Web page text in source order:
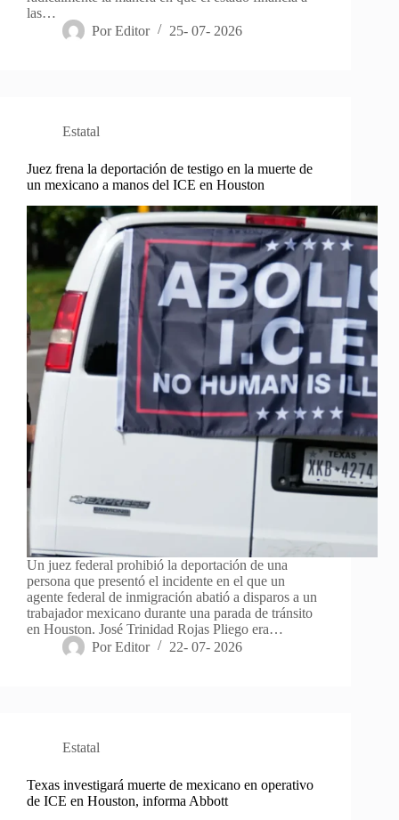
las…
Por Editor 25- 07- 2026
Estatal
Juez frena la deportación de testigo en la muerte de
un mexicano a manos del ICE en Houston
Un juez federal prohibió la deportación de una
persona que presentó el incidente en el que un
agente federal de inmigración abatió a disparos a un
trabajador mexicano durante una parada de tránsito
en Houston. José Trinidad Rojas Pliego era…
Por Editor 22- 07- 2026
Estatal
Texas investigará muerte de mexicano en operativo
de ICE en Houston, informa Abbott